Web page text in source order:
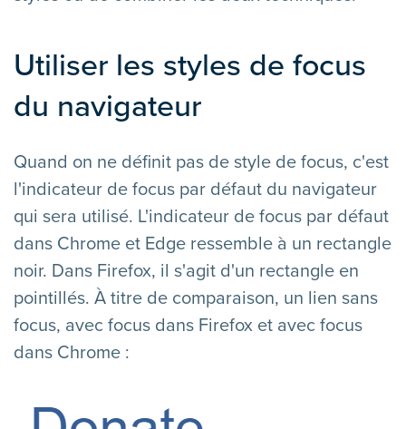
Utiliser les styles de focus
du navigateur
Quand on ne définit pas de style de focus, c'est
l'indicateur de focus par défaut du navigateur
qui sera utilisé. L'indicateur de focus par défaut
dans Chrome et Edge ressemble à un rectangle
noir. Dans Firefox, il s'agit d'un rectangle en
pointillés. À titre de comparaison, un lien sans
focus, avec focus dans Firefox et avec focus
dans Chrome :